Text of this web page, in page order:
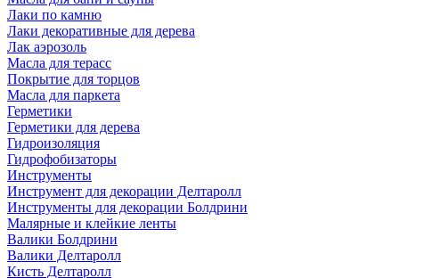
Лаки по камню
Лаки декоративные для дерева
Лак аэрозоль
Масла для терасс
Покрытие для торцов
Масла для паркета
Герметики
Герметики для дерева
Гидроизоляция
Гидрофобизаторы
Инструменты
Инструмент для декорации Делтаролл
Инструменты для декорации Болдрини
Малярные и клейкие ленты
Валики Болдрини
Валики Делтаролл
Кисть Делтаролл